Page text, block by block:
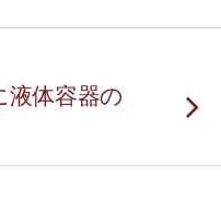
液体容器の